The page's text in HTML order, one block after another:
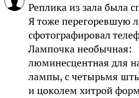
Реплика из зала была
Я тоже перегоревшую
сфотографировал
Лампочка необычная:
люминесцентная для
лампы, с четырьмя
и цоколем хитрой